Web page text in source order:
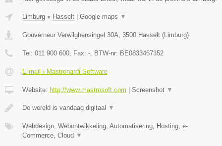
Limburg » Hasselt Google maps ▼
Gouverneur Verwilghensingel 30A, 3500 Hasselt (Limburg)
Tel: 011 900 600, Fax: -, BTW-nr: BE0833467352
E-mail › Mastronardi Software
Website: http://www.mastrosoft.com Screenshot ▼
De wereld is vandaag digitaal ▼
Webdesign, Webontwikkeling, Automatisering, Hosting, e-
Commerce, Cloud ▼